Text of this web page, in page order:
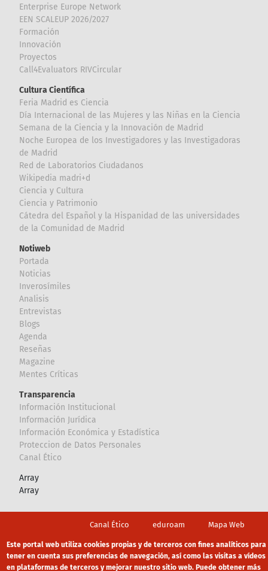
Enterprise Europe Network
EEN SCALEUP 2026/2027
Formación
Innovación
Proyectos
Call4Evaluators RIVCircular
Cultura Científica
Feria Madrid es Ciencia
Día Internacional de las Mujeres y las Niñas en la Ciencia
Semana de la Ciencia y la Innovación de Madrid
Noche Europea de los Investigadores y las Investigadoras
de Madrid
Red de Laboratorios Ciudadanos
Wikipedia madri+d
Ciencia y Cultura
Ciencia y Patrimonio
Cátedra del Español y la Hispanidad de las universidades
de la Comunidad de Madrid
Notiweb
Portada
Noticias
Inverosímiles
Analisis
Entrevistas
Blogs
Agenda
Reseñas
Magazine
Mentes Críticas
Transparencia
Información Institucional
Información Jurídica
Información Económica y Estadística
Proteccion de Datos Personales
Canal Ético
Array
Array
Canal Ético eduroam Mapa Web
Política privacidad Política de cookies Aviso legal
Este portal web utiliza cookies propias y de terceros con fines analíticos para
tener en cuenta sus preferencias de navegación, así como las visitas a vídeos
en plataformas de terceros y mejorar nuestro sitio web. Puede obtener más